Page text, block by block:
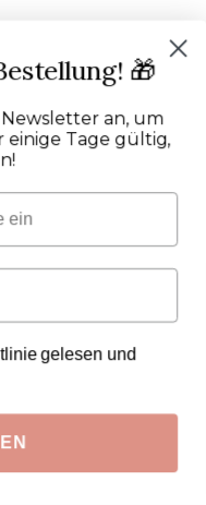
wählen:
Handwerker
unseren Handwerkern im
🎁
an, um
einige Tage gültig,
gelesen und